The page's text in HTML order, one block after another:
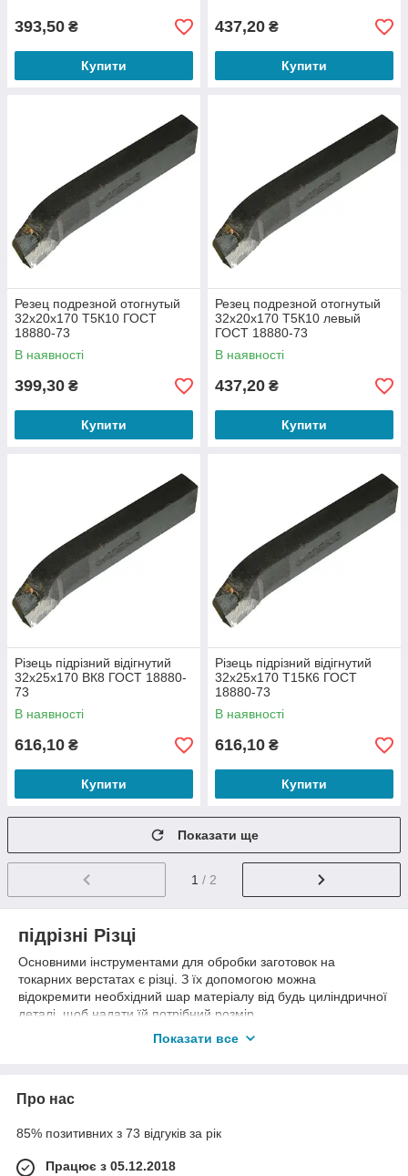
393,50 ₴
Купити
437,20 ₴
Купити
Резец подрезной отогнутый
32х20х170 Т5К10 ГОСТ
18880-73
В наявності
399,30 ₴
Купити
Резец подрезной отогнутый
32х20х170 Т5К10 левый
ГОСТ 18880-73
В наявності
437,20 ₴
Купити
Різець підрізний відігнутий
32х25х170 ВК8 ГОСТ 18880-
73
В наявності
616,10 ₴
Купити
Різець підрізний відігнутий
32х25х170 Т15К6 ГОСТ
18880-73
В наявності
616,10 ₴
Купити
Показати ще
1 / 2
підрізні Різці
Основними інструментами для обробки заготовок на
токарних верстатах є різці. З їх допомогою можна
відокремити необхідний шар матеріалу від будь циліндричної
деталі, щоб надати їй потрібний розмір.
Всього існує 8 видів різців: прохідний, розточний, відрізний,
має більш широке застосування. Чи не кожна основна
операція на токарному верстаті виконується з використанням
під прямим або гострим кутом, створити зовнішні фаски,
проточить торець і будь-яку іншу зовнішню поверхню
Показати все
Про нас
85% позитивних з 73 відгуків за рік
Працює з 05.12.2018